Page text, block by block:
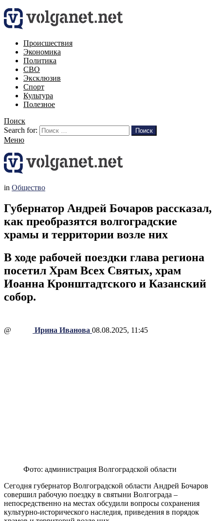
Происшествия
Экономика
Политика
СВО
Эксклюзив
Спорт
Культура
Полезное
Поиск
Search for:
Поиск
Меню
in Общество
Губернатор Андрей Бочаров рассказал,
как преобразятся волгоградские
храмы и территории возле них
В ходе рабочей поездки глава региона
посетил Храм Всех Святых, храм
Иоанна Кронштадтского и Казанский
собор.
@ Ирина Иванова 08.08.2025, 11:45
Фото: администрация Волгоградской области
Сегодня губернатор Волгоградской области Андрей Бочаров
совершил рабочую поездку в святыни Волгограда –
непосредственно на местах обсудили вопросы сохранения
культурно-исторического наследия, приведения в порядок